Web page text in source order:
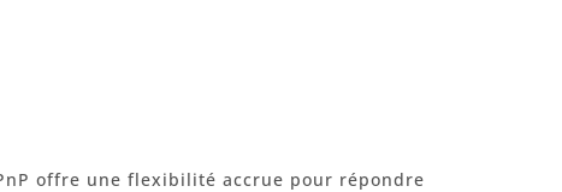
offre une flexibilité accrue pour répondre